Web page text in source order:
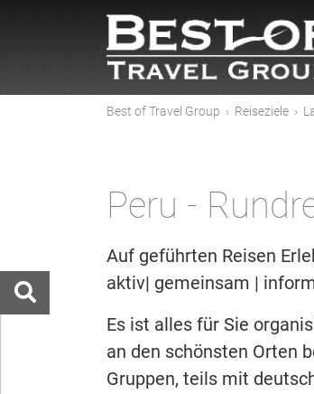
Best of Travel Group › Reiseziele ›
Peru -
Auf geführten Reisen
aktiv| gemeinsam |
Es ist alles für Sie
an den schönsten Orten
Gruppen, teils mit